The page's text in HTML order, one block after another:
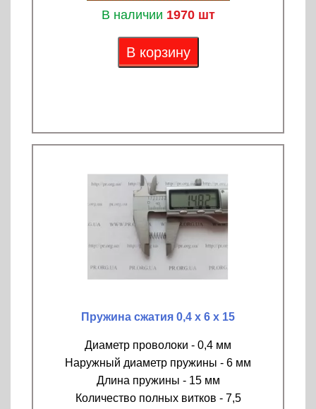
В наличии 1970 шт
В корзину
Пружина сжатия 0,4 х 6 х 15
Диаметр проволоки - 0,4 мм
Наружный диаметр пружины - 6 мм
Длина пружины - 15 мм
Количество полных витков - 7,5